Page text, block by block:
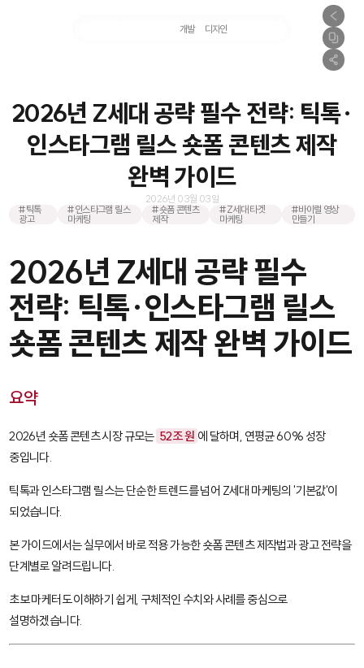
개발 디자인
2026년 Z세대 공략 필수 전략: 틱톡·
인스타그램 릴스 숏폼 콘텐츠 제작
완벽 가이드
2026년 03월 03일
#틱톡
광고
#인스타그램 릴스
마케팅
#숏폼 콘텐츠
제작
#Z세대 타겟
마케팅
#바이럴 영상
만들기
2026년 Z세대 공략 필수
전략: 틱톡·인스타그램 릴스
숏폼 콘텐츠 제작 완벽 가이드
요약
2026년 숏폼 콘텐츠 시장 규모는 52조 원 에 달하며, 연평균 60% 성장
중입니다.
틱톡과 인스타그램 릴스는 단순한 트렌드를 넘어 Z세대 마케팅의 '기본값'이
되었습니다.
본 가이드에서는 실무에서 바로 적용 가능한 숏폼 콘텐츠 제작법과 광고 전략을
단계별로 알려드립니다.
초보 마케터도 이해하기 쉽게, 구체적인 수치와 사례를 중심으로
설명하겠습니다.